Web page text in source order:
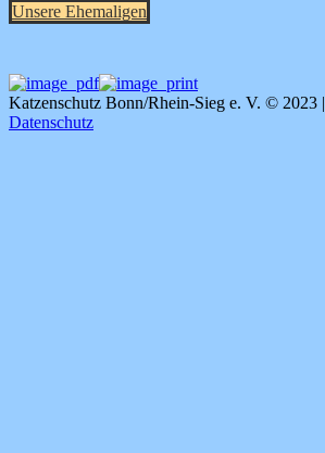
Unsere Ehemaligen
Katzenschutz Bonn/Rhein-Sieg e. V. © 2023 |
Datenschutz